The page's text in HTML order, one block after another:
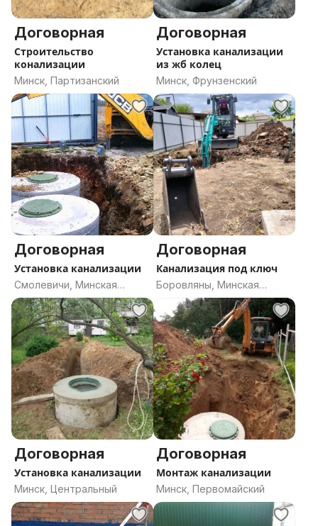
Договорная
Строительство
конализации
Минск, Партизанский
Договорная
Установка канализации
из жб колец
Минск, Фрунзенский
Договорная
Установка канализации
Смолевичи, Минская
область
Договорная
Канализация под ключ
Боровляны, Минская
область
Договорная
Установка канализации
Минск, Центральный
Договорная
Монтаж канализации
Минск, Первомайский